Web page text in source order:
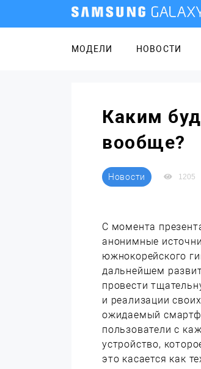
МОДЕЛИ НОВОСТИ
Каким
вообще?
Новости 1205
С момента
анонимные
южнокорейского
дальнейшем
провести
и реализации
ожидаемый
пользователи с
устройство,
это касается как